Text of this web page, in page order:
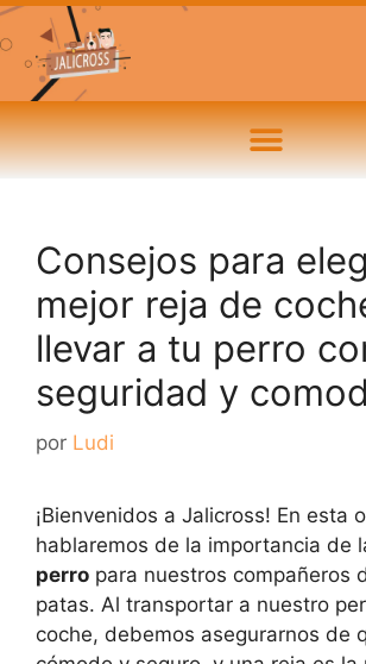
Consejos para
mejor reja de
llevar a tu perro
seguridad y
por Ludi
¡Bienvenidos a Jalicross! En esta
hablaremos de la importancia de
perro para nuestros compañeros
patas. Al transportar a nuestro
coche, debemos asegurarnos de